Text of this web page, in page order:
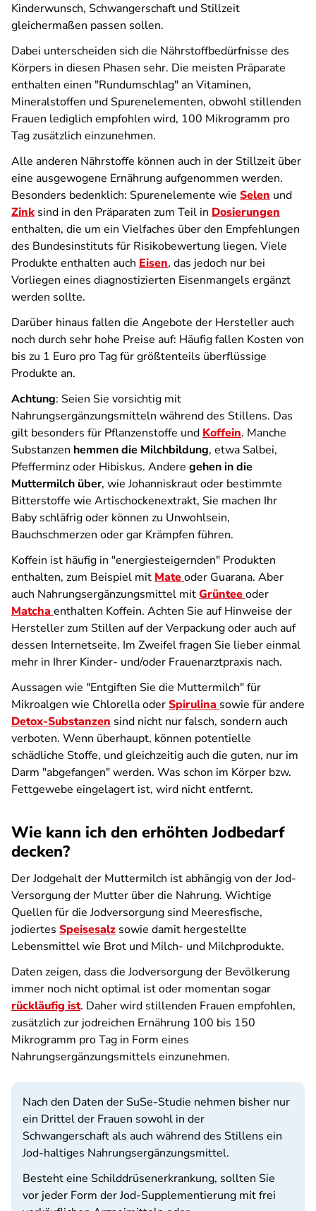
Kinderwunsch, Schwangerschaft und Stillzeit
gleichermaßen passen sollen.
Dabei unterscheiden sich die Nährstoffbedürfnisse des
Körpers in diesen Phasen sehr. Die meisten Präparate
enthalten einen "Rundumschlag" an Vitaminen,
Mineralstoffen und Spurenelementen, obwohl stillenden
Frauen lediglich empfohlen wird, 100 Mikrogramm pro
Tagzusätzlich einzunehmen.
Alle anderen Nährstoffe können auch in der Stillzeit über
eine ausgewogene Ernährung aufgenommen werden.
Besonders bedenklich: Spurenelemente wie Selen und
Zink sind in den Präparaten zum Teil in Dosierungen
enthalten, die um ein Vielfaches über den Empfehlungen
des Bundesinstituts für Risikobewertung liegen. Viele
Produkte enthalten auch Eisen, das jedoch nur bei
Vorliegen eines diagnostizierten Eisenmangels ergänzt
werden sollte.
Darüber hinaus fallen die Angebote der Hersteller auch
noch durch sehr hohe Preise auf: Häufig fallen Kosten von
bis zu 1 Euro pro Tag für größtenteils überflüssige
Produkte an.
Achtung: Seien Sie vorsichtig mit
Nahrungsergänzungsmitteln während des Stillens. Das
gilt besonders für Pflanzenstoffe und Koffein. Manche
Substanzen hemmen die Milchbildung, etwa Salbei,
Pfefferminz oder Hibiskus. Andere gehen in die
Muttermilch über, wie Johanniskraut oder bestimmte
Bitterstoffe wie Artischockenextrakt, Sie machen Ihr
Baby schläfrig oder können zu Unwohlsein,
Bauchschmerzen oder gar Krämpfen führen.
Koffein ist häufig in "energiesteigernden" Produkten
enthalten, zum Beispiel mit Mateoder Guarana. Aber
auch Nahrungsergänzungsmittel mitGrünteeoder
Matcha enthalten Koffein. Achten Sie auf Hinweise der
Hersteller zum Stillen auf der Verpackung oder auch auf
dessen Internetseite. Im Zweifel fragen Sie lieber einmal
mehr in Ihrer Kinder- und/oder Frauenarztpraxis nach.
Aussagen wie "Entgiften Sie die Muttermilch" für
Mikroalgen wie Chlorella oderSpirulina sowie für andere
Detox-Substanzen sind nicht nur falsch, sondern auch
verboten. Wenn überhaupt, können potentielle
schädliche Stoffe, und gleichzeitig auch die guten, nur im
Darm "abgefangen" werden. Was schon im Körper bzw.
Fettgewebe eingelagert ist, wird nicht entfernt.
Wie kann ich den erhöhten Jodbedarf
decken?
Der Jodgehalt der Muttermilch ist abhängig von der Jod-
Versorgung der Mutter über die Nahrung. Wichtige
Quellen für die Jodversorgung sind Meeresfische,
jodiertes Speisesalz sowie damit hergestellte
Lebensmittel wie Brot und Milch- und Milchprodukte.
Daten zeigen, dass die Jodversorgung der Bevölkerung
immer noch nicht optimal ist oder momentan sogar
rückläufig ist. Daher wird stillenden Frauen empfohlen,
zusätzlich zur jodreichen Ernährung 100 bis 150
Mikrogramm pro Tag in Form eines
Nahrungsergänzungsmittels einzunehmen.
Nach den Daten der SuSe-Studie nehmen bisher nur
ein Drittel der Frauen sowohl in der
Schwangerschaft als auch während des Stillens ein
Jod-haltiges Nahrungsergänzungsmittel.
Besteht eine Schilddrüsenerkrankung, sollten Sie
vor jeder Form der Jod-Supplementierung mit frei